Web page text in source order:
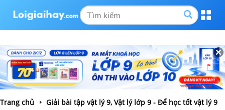
Trang chủ Giải bài tập vật lý 9, Vật lý lớp 9 - Để học tốt vật lý 9